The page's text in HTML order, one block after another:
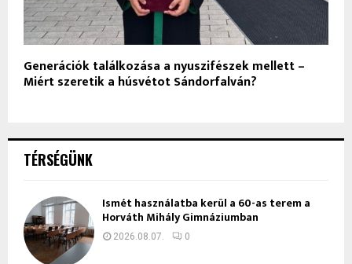
Generációk találkozása a nyuszifészek mellett –
Miért szeretik a húsvétot Sándorfalván?
TÉRSÉGÜNK
Ismét használatba kerül a 60-as terem a
Horváth Mihály Gimnáziumban
2026.08.07. 0